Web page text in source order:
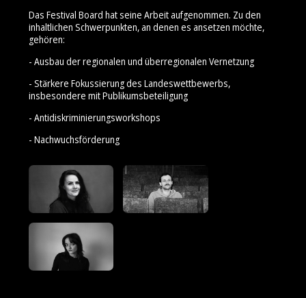
Das Festival Board hat seine Arbeit aufgenommen. Zu den
inhaltlichen Schwerpunkten, an denen es ansetzen möchte,
gehören:
- Ausbau der regionalen und überregionalen Vernetzung
- Stärkere Fokussierung des Landeswettbewerbs,
insbesondere mit Publikumsbeteiligung
- Antidiskriminierungsworkshops
- Nachwuchsförderung